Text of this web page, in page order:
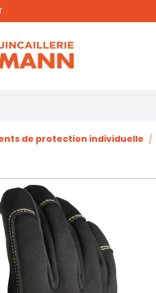
de protection individuelle